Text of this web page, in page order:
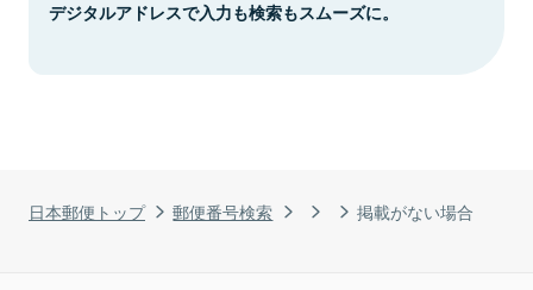
日本郵便トップ 郵便番号検索 掲載がない場合
デジタルアドレスで入力も検索もスムーズに。